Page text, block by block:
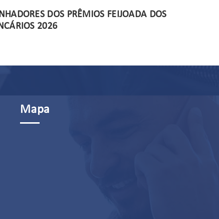
DOS PRÊMIOS FEIJOADA DOS
2026
Mapa